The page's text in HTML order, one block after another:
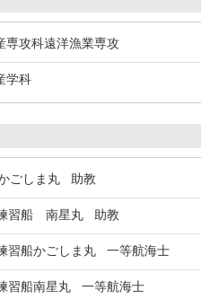
攻科遠洋漁業専攻
学科
ごしま丸 助教
習船 南星丸 助教
船かごしま丸 一等航海士
習船南星丸 一等航海士